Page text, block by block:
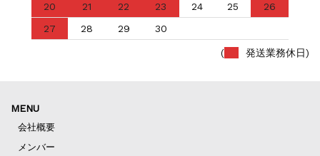
20
21 22 23 24 25
26
27
28 29 30
( 発送業務休日)
MENU
会社概要
メンバー